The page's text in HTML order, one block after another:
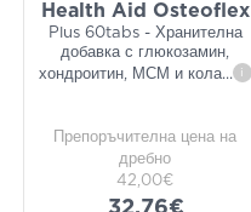
Health Aid Osteoflex
Plus 60tabs - Хранителна
добавка с глюкозамин,
хондроитин, МСМ и кола... i
Препоръчителна цена на
дребно
42,00€